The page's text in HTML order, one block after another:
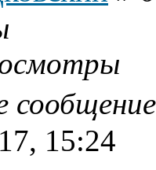
15:24